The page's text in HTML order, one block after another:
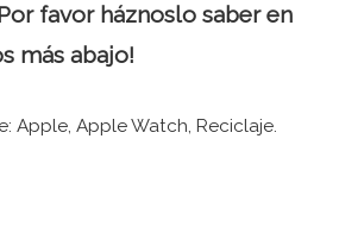
favor háznoslo saber en
más abajo!
​​Apple, Apple Watch, Reciclaje.